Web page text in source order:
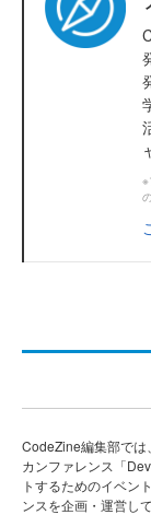
※
CodeZine編集部では
カンファレンス「
トするためのイベン
ンスを企画・運営して